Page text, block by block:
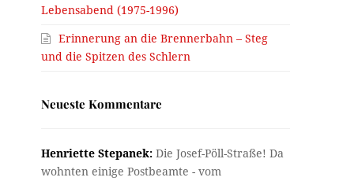
Lebensabend (1975-1996)
Erinnerung an die Brennerbahn – Steg
und die Spitzen des Schlern
Neueste Kommentare
Henriette Stepanek: Die Josef-Pöll-Straße! Da
wohnten einige Postbeamte - vom